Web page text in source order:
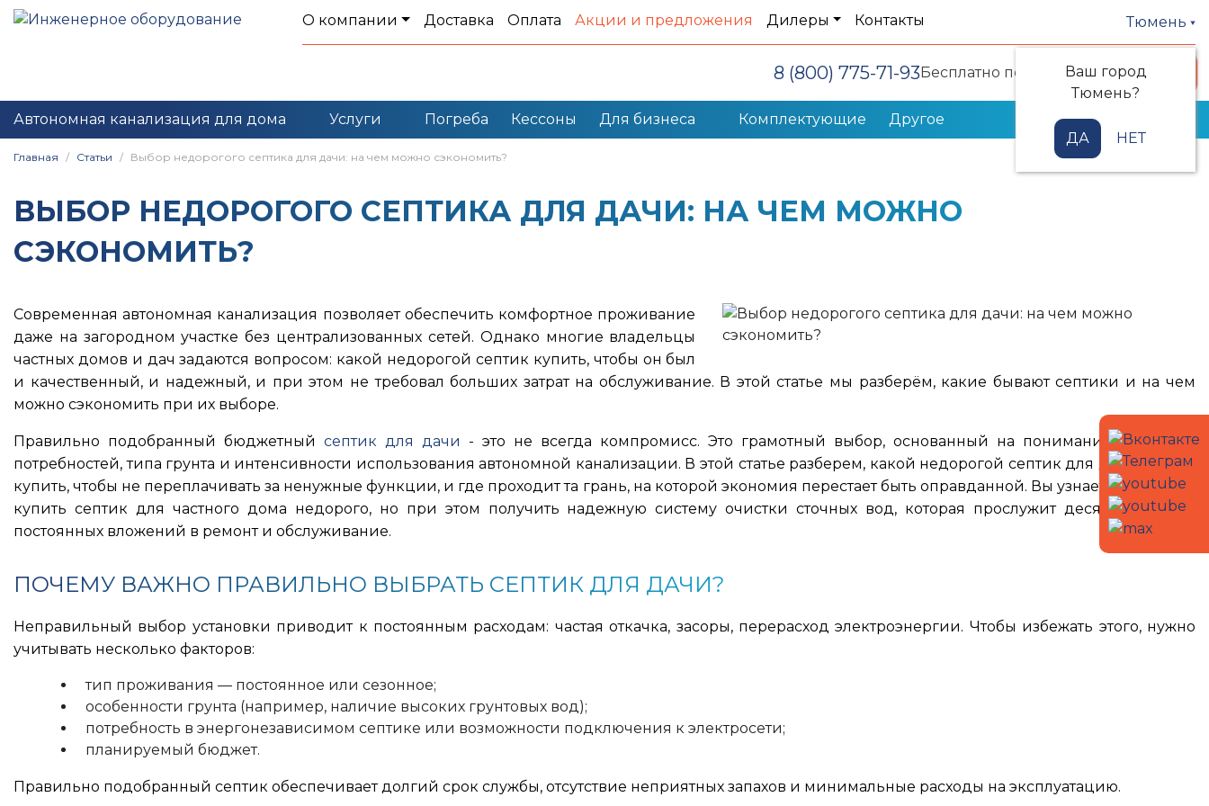
О компании Доставка Оплата Акции и предложения Дилеры Контакты Тюмень
Ваш город
Тюмень?
ДА НЕТ
8 (800) 775-71-93Бесплатно по РФ Заказать звонок
Автономная канализация для дома Услуги Погреба Кессоны Для бизнеса Комплектующие Другое
Главная Статьи Выбор недорогого септика для дачи: на чем можно сэкономить?
ВЫБОР НЕДОРОГОГО СЕПТИКА ДЛЯ ДАЧИ: НА ЧЕМ МОЖНО
СЭКОНОМИТЬ?
Современная автономная канализация позволяет обеспечить комфортное проживание
даже на загородном участке без централизованных сетей. Однако многие владельцы
частных домов и дач задаются вопросом: какой недорогой септик купить, чтобы он был
и качественный, и надежный, и при этом не требовал больших затрат на обслуживание. В этой статье мы разберём, какие бывают септики и на чем
можно сэкономить при их выборе.
Правильно подобранный бюджетный септик для дачи
- это не всегда компромисс. Это грамотный выбор, основанный на понимании реальных
потребностей, типа грунта и интенсивности использования автономной канализации. В этой статье разберем, какой недорогой септик для дома и дачи
купить, чтобы не переплачивать за ненужные функции, и где проходит та грань, на которой экономия перестает быть оправданной. Вы узнаете, можно ли
купить септик для частного дома недорого, но при этом получить надежную систему очистки сточных вод, которая прослужит десятилетия без
постоянных вложений в ремонт и обслуживание.
ПОЧЕМУ ВАЖНО ПРАВИЛЬНО ВЫБРАТЬ СЕПТИК ДЛЯ ДАЧИ?
Неправильный выбор установки приводит к постоянным расходам: частая откачка, засоры, перерасход электроэнергии. Чтобы избежать этого, нужно
учитывать несколько факторов:
тип проживания — постоянное или сезонное;
особенности грунта (например, наличие высоких грунтовых вод);
потребность в энергонезависимом септике или возможности подключения к электросети;
планируемый бюджет.
Правильно подобранный септик обеспечивает долгий срок службы, отсутствие неприятных запахов и минимальные расходы на эксплуатацию.